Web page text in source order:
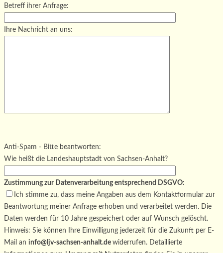
Betreff ihrer Anfrage:
Ihre Nachricht an uns:
Bitte lasse dieses Feld leer.
Anti-Spam - Bitte beantworten:
Wie heißt die Landeshauptstadt von Sachsen-Anhalt?
Zustimmung zur Datenverarbeitung entsprechend DSGVO:
Ich stimme zu, dass meine Angaben aus dem Kontaktformular zur
Beantwortung meiner Anfrage erhoben und verarbeitet werden. Die
Daten werden für 10 Jahre gespeichert oder auf Wunsch gelöscht.
Hinweis: Sie können Ihre Einwilligung jederzeit für die Zukunft per E-
Mail an info@ljv-sachsen-anhalt.de widerrufen. Detaillierte